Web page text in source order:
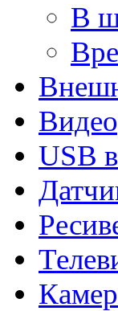
В
USB